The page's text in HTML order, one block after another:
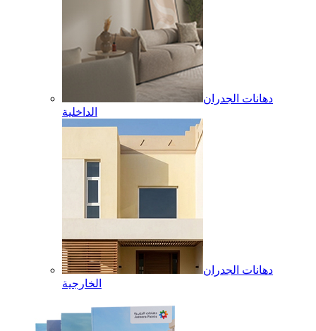
دهانات الجدران
الداخلية
دهانات الجدران
الخارجية